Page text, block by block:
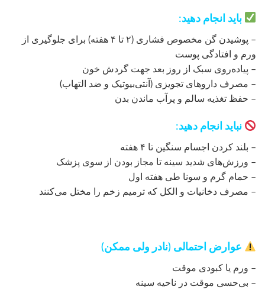
باید انجام دهید:
– پوشیدن گن مخصوص فشاری (۲ تا ۴ هفته) برای جلوگیری از
ورم و افتادگی پوست
– پیاده‌روی سبک از روز بعد جهت گردش خون
– مصرف داروهای تجویزی (آنتی‌بیوتیک و ضد التهاب)
– حفظ تغذیه سالم و پرآب ماندن بدن
نباید انجام دهید:
– بلند کردن اجسام سنگین تا ۴ هفته
– ورزش‌های شدید سینه تا مجاز بودن از سوی پزشک
– حمام گرم و سونا طی هفته اول
– مصرف دخانیات و الکل که ترمیم زخم را مختل می‌کنند
عوارض احتمالی (نادر ولی ممکن)
– ورم یا کبودی موقت
– بی‌حسی موقت در ناحیه سینه